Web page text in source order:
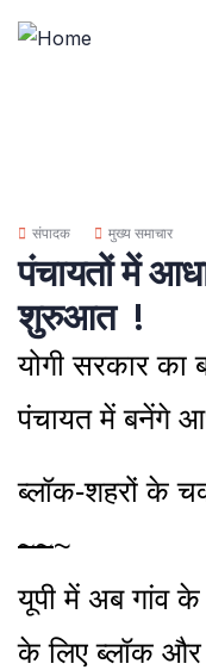
संपादक मुख्य समाचार
पंचायतों में
शुरुआत !
योगी सरकार का
पंचायत में बनेंगे
ब्लॉक-शहरों के
~~~
यूपी में अब गांव के
के लिए ब्लॉक